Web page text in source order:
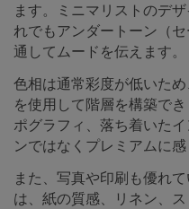
ます。ミニマリストのデ
れでもアンダートーン（
通してムードを伝えます。
色相は通常彩度が低いた
を使用して階層を構築で
ポグラフィ、落ち着いた
ンではなくプレミアムに
また、写真や印刷も優れ
は、紙の質感、リネン、